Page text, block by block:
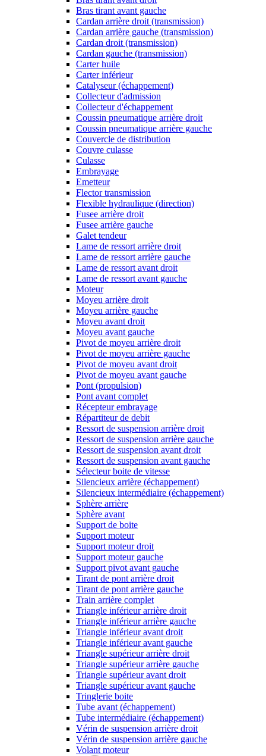
Bras tirant avant gauche
Cardan arrière droit (transmission)
Cardan arrière gauche (transmission)
Cardan droit (transmission)
Cardan gauche (transmission)
Carter huile
Carter inférieur
Catalyseur (échappement)
Collecteur d'admission
Collecteur d'échappement
Coussin pneumatique arrière droit
Coussin pneumatique arrière gauche
Couvercle de distribution
Couvre culasse
Culasse
Embrayage
Emetteur
Flector transmission
Flexible hydraulique (direction)
Fusee arrière droit
Fusee arrière gauche
Galet tendeur
Lame de ressort arrière droit
Lame de ressort arrière gauche
Lame de ressort avant droit
Lame de ressort avant gauche
Moteur
Moyeu arrière droit
Moyeu arrière gauche
Moyeu avant droit
Moyeu avant gauche
Pivot de moyeu arrière droit
Pivot de moyeu arrière gauche
Pivot de moyeu avant droit
Pivot de moyeu avant gauche
Pont (propulsion)
Pont avant complet
Récepteur embrayage
Répartiteur de debit
Ressort de suspension arrière droit
Ressort de suspension arrière gauche
Ressort de suspension avant droit
Ressort de suspension avant gauche
Sélecteur boite de vitesse
Silencieux arrière (échappement)
Silencieux intermédiaire (échappement)
Sphère arrière
Sphère avant
Support de boite
Support moteur
Support moteur droit
Support moteur gauche
Support pivot avant gauche
Tirant de pont arrière droit
Tirant de pont arrière gauche
Train arrière complet
Triangle inférieur arrière droit
Triangle inférieur arrière gauche
Triangle inférieur avant droit
Triangle inférieur avant gauche
Triangle supérieur arrière droit
Triangle supérieur arrière gauche
Triangle supérieur avant droit
Triangle supérieur avant gauche
Tringlerie boite
Tube avant (échappement)
Tube intermédiaire (échappement)
Vérin de suspension arrière droit
Vérin de suspension arrière gauche
Volant moteur